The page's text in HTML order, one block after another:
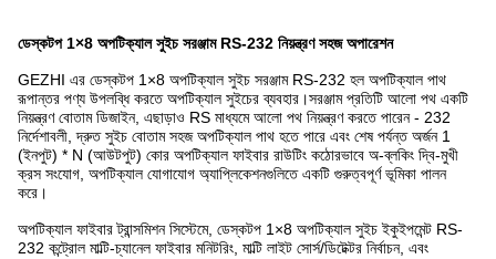
ডেস্কটপ 1×8 অপটিক্যাল সুইচ সরঞ্জাম RS-232 নিয়ন্ত্রণ সহজ অপারেশন
GEZHI এর ডেস্কটপ 1×8 অপটিক্যাল সুইচ সরঞ্জাম RS-232 হল অপটিক্যাল পাথ
রূপান্তর পণ্য উপলব্ধি করতে অপটিক্যাল সুইচের ব্যবহার।সরঞ্জাম প্রতিটি আলো পথ একটি
নিয়ন্ত্রণ বোতাম ডিজাইন, এছাড়াও RS মাধ্যমে আলো পথ নিয়ন্ত্রণ করতে পারেন - 232
নির্দেশাবলী, দ্রুত সুইচ বোতাম সহজ অপটিক্যাল পাথ হতে পারে এবং শেষ পর্যন্ত অর্জন 1
(ইনপুট) * N (আউটপুট) কোর অপটিক্যাল ফাইবার রাউটিং কঠোরভাবে অ-ব্লকিং দ্বি-মুখী
ক্রস সংযোগ, অপটিক্যাল যোগাযোগ অ্যাপ্লিকেশনগুলিতে একটি গুরুত্বপূর্ণ ভূমিকা পালন
করে।
অপটিক্যাল ফাইবার ট্রান্সমিশন সিস্টেমে, ডেস্কটপ 1×8 অপটিক্যাল সুইচ ইকুইপমেন্ট RS-
232 কন্ট্রোল মাল্টি-চ্যানেল ফাইবার মনিটরিং, মাল্টি লাইট সোর্স/ডিটেক্টর নির্বাচন, এবং